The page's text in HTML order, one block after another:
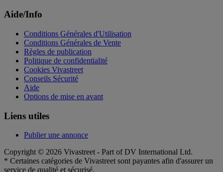
Aide/Info
Conditions Générales d'Utilisation
Conditions Générales de Vente
Règles de publication
Politique de confidentialité
Cookies Vivastreet
Conseils Sécurité
Aide
Options de mise en avant
Liens utiles
Publier une annonce
Copyright © 2026 Vivastreet - Part of DV International Ltd.
* Certaines catégories de Vivastreet sont payantes afin d'assurer un
service de qualité et sécurisé.